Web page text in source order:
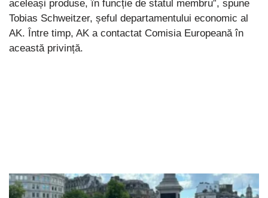
aceleași produse, în funcție de statul membru”, spune
Tobias Schweitzer, șeful departamentului economic al
AK. Între timp, AK a contactat Comisia Europeană în
această privință.